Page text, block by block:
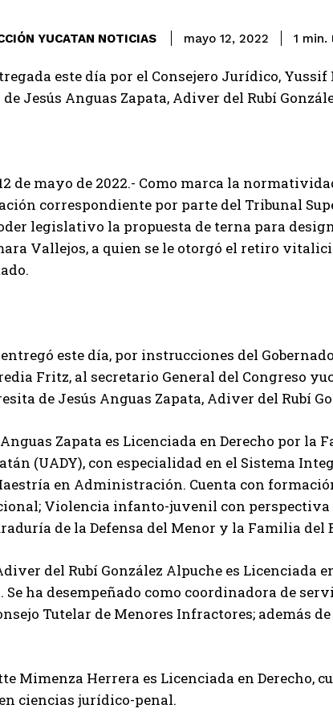
YUCATAN NOTICIAS mayo 12, 2022 1 min.
este día por el Consejero Jurídico,
de Jesús Anguas Zapata, Adiver del Rubí
de mayo de 2022.- Como marca la
correspondiente por parte del Tribunal
legislativo la propuesta de terna para
Vallejos, a quien se le otorgó el retiro
entregó este día, por instrucciones del
Fritz, al secretario General del Congreso
de Jesús Anguas Zapata, Adiver del Rubí
Zapata es Licenciada en Derecho por la
(UADY), con especialidad en el Sistema
en Administración. Cuenta con
Violencia infanto-juvenil con perspectiva
de la Defensa del Menor y la Familia del
del Rubí González Alpuche es Licenciada
ha desempeñado como coordinadora de
Tutelar de Menores Infractores; además
Mimenza Herrera es Licenciada en Derecho,
ciencias jurídico-penal.